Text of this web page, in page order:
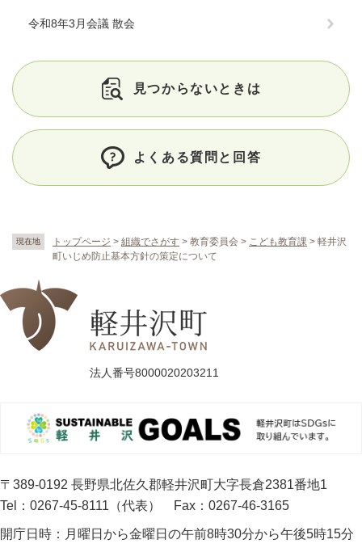
現在地 トップページ > 組織でさがす > 教育委員会 > こども教育課 > 軽井沢
町いじめ防止基本方針の策定について
令和8年3月会議 散会
見つからないときは
よくある質問と回答
法人番号8000020203211
〒389-0192 長野県北佐久郡軽井沢町大字長倉2381番地1
Tel：0267-45-8111（代表）
Fax：0267-46-3165
開庁日時： 月曜日から金曜日の午前8時30分から午後5時15分